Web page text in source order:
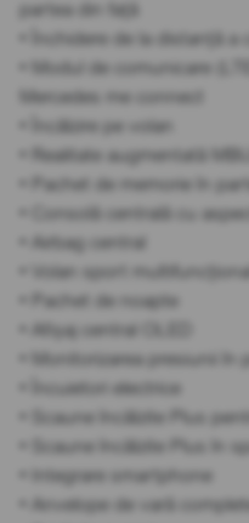
partea din față
• Închidere de la distanță
• Modul de comunicare
Mercedes me connect
• Încălzire pe volan
• Realitate augmentată
• Pachet de memorie în
• Consolă centrală cu
• Airbag central
• Volan sport
• Pachet de noapte
• Afișaj central OLED
• Monitorizarea presiunii în
• Încuietori electrice
• Scaune încălzite Plus
• Scaune încălzite Plus în
• Integrare smartphone
• Anvelope de vară